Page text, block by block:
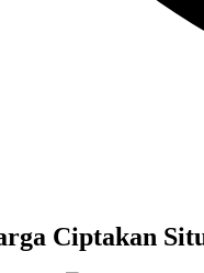
Ciptakan